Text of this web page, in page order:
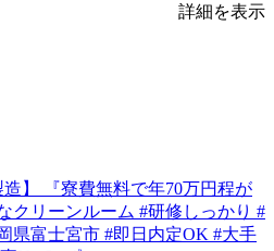
詳細を表示